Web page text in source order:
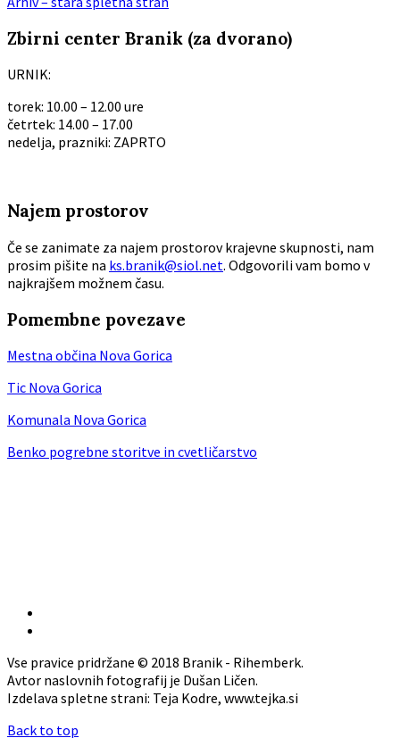
Zbirni center Branik (za dvorano)
URNIK:
torek: 10.00 – 12.00 ure
četrtek: 14.00 – 17.00
nedelja, prazniki: ZAPRTO
Najem prostorov
Če se zanimate za najem prostorov krajevne skupnosti, nam
prosim pišite na ks.branik@siol.net. Odgovorili vam bomo v
najkrajšem možnem času.
Pomembne povezave
Mestna občina Nova Gorica
Tic Nova Gorica
Komunala Nova Gorica
Benko pogrebne storitve in cvetličarstvo
Vse pravice pridržane © 2018 Branik - Rihemberk.
Avtor naslovnih fotografij je Dušan Ličen.
Izdelava spletne strani: Teja Kodre, www.tejka.si
Back to top